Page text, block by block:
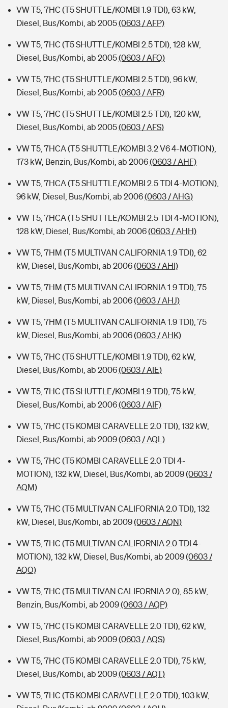
VW T5, 7HC (T5 SHUTTLE/KOMBI 1.9 TDI), 63 kW,
Diesel, Bus/Kombi, ab 2005(0603 / AFP)
VW T5, 7HC (T5 SHUTTLE/KOMBI 2.5 TDI), 128 kW,
Diesel, Bus/Kombi, ab 2005(0603 / AFQ)
VW T5, 7HC (T5 SHUTTLE/KOMBI 2.5 TDI), 96 kW,
Diesel, Bus/Kombi, ab 2005(0603 / AFR)
VW T5, 7HC (T5 SHUTTLE/KOMBI 2.5 TDI), 120 kW,
Diesel, Bus/Kombi, ab 2005(0603 / AFS)
VW T5, 7HCA (T5 SHUTTLE/KOMBI 3.2 V6 4-MOTION),
173 kW, Benzin, Bus/Kombi, ab 2006(0603 / AHF)
VW T5, 7HCA (T5 SHUTTLE/KOMBI 2.5 TDI 4-MOTION),
96 kW, Diesel, Bus/Kombi, ab 2006(0603 / AHG)
VW T5, 7HCA (T5 SHUTTLE/KOMBI 2.5 TDI 4-MOTION),
128 kW, Diesel, Bus/Kombi, ab 2006(0603 / AHH)
VW T5, 7HM (T5 MULTIVAN CALIFORNIA 1.9 TDI), 62
kW, Diesel, Bus/Kombi, ab 2006(0603 / AHI)
VW T5, 7HM (T5 MULTIVAN CALIFORNIA 1.9 TDI), 75
kW, Diesel, Bus/Kombi, ab 2006(0603 / AHJ)
VW T5, 7HM (T5 MULTIVAN CALIFORNIA 1.9 TDI), 75
kW, Diesel, Bus/Kombi, ab 2006(0603 / AHK)
VW T5, 7HC (T5 SHUTTLE/KOMBI 1.9 TDI), 62 kW,
Diesel, Bus/Kombi, ab 2006(0603 / AIE)
VW T5, 7HC (T5 SHUTTLE/KOMBI 1.9 TDI), 75 kW,
Diesel, Bus/Kombi, ab 2006(0603 / AIF)
VW T5, 7HC (T5 KOMBI CARAVELLE 2.0 TDI), 132 kW,
Diesel, Bus/Kombi, ab 2009(0603 / AQL)
VW T5, 7HC (T5 KOMBI CARAVELLE 2.0 TDI 4-
MOTION), 132 kW, Diesel, Bus/Kombi, ab 2009(0603 /
AQM)
VW T5, 7HC (T5 MULTIVAN CALIFORNIA 2.0 TDI), 132
kW, Diesel, Bus/Kombi, ab 2009(0603 / AQN)
VW T5, 7HC (T5 MULTIVAN CALIFORNIA 2.0 TDI 4-
MOTION), 132 kW, Diesel, Bus/Kombi, ab 2009(0603 /
AQO)
VW T5, 7HC (T5 MULTIVAN CALIFORNIA 2.0), 85 kW,
Benzin, Bus/Kombi, ab 2009(0603 / AQP)
VW T5, 7HC (T5 KOMBI CARAVELLE 2.0 TDI), 62 kW,
Diesel, Bus/Kombi, ab 2009(0603 / AQS)
VW T5, 7HC (T5 KOMBI CARAVELLE 2.0 TDI), 75 kW,
Diesel, Bus/Kombi, ab 2009(0603 / AQT)
VW T5, 7HC (T5 KOMBI CARAVELLE 2.0 TDI), 103 kW,